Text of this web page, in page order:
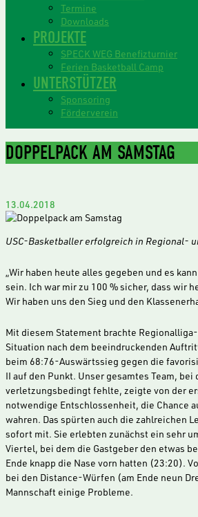
Termine
Downloads
PROJEKTE
SPECK WEG Benefizturnier
Ferien Basketball Camp
UNTERSTÜTZER
Sponsoring
Förderverein
DOPPELPACK AM SAMSTAG
13.04.2018
USC-Basketballer erfolgreich in Regional-
„Wir haben heute alles gegeben und es
sein. Ich war mir zu 100 % sicher, dass wir
Wir haben uns den Sieg und den
Mit diesem Statement brachte
Situation nach dem beeindruckenden
beim 68:76-Auswärtssieg gegen die
II auf den Punkt. Unser gesamtes Team,
verletzungsbedingt fehlte, zeigte von der
notwendige Entschlossenheit, die Chance
wahren. Das spürten auch die zahlreichen
sofort mit. Sie erlebten zunächst ein sehr
Viertel, bei dem die Gastgeber den etwas
Ende knapp die Nase vorn hatten (23:20).
bei den Distance-Würfen (am Ende neun
Mannschaft einige Probleme.